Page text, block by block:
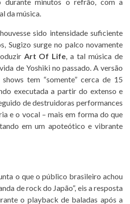
da música.
sido intensidade suficiente
Sugizo surge no palco novamente
Art Of Life, a tal música de
de Yoshiki no passado. A versão
tem “somente” cerca de 15
executada a partir do extenso e
de destruidoras performances
e o vocal – mais em forma do que
em um apoteótico e vibrante
o que o público brasileiro achou
de rock do Japão”, eis a resposta
o playback de baladas após a